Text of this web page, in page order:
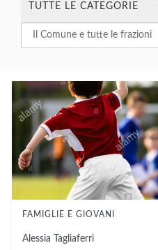
TUTTE LE CATEGORIE
FAMIGLIE E GIOVANI
Alessia Tagliaferri